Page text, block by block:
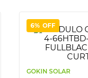
6% OFF
GOKIN SOLAR